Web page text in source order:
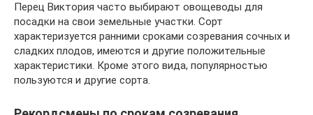
Перец Виктория часто выбирают овощеводы для
посадки на свои земельные участки. Сорт
характеризуется ранними сроками созревания сочных и
сладких плодов, имеются и другие положительные
характеристики. Кроме этого вида, популярностью
пользуются и другие сорта.